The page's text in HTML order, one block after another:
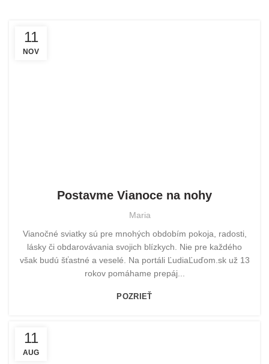
11
NOV
Postavme Vianoce na nohy
Maria
Vianočné sviatky sú pre mnohých obdobím pokoja, radosti,
lásky či obdarovávania svojich blízkych. Nie pre každého
však budú šťastné a veselé. Na portáli ĽudiaĽuďom.sk už 13
rokov pomáhame prepáj...
POZRIEŤ
11
AUG